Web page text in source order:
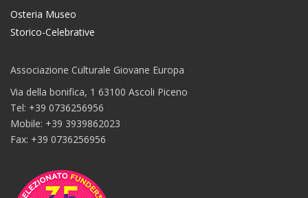
Osteria Museo
Storico-Celebrative
Associazione Culturale Giovane Europa
Via della bonifica, 1 63100 Ascoli Piceno
Tel: +39 0736256956
Mobile: +39 3939862023
Fax: +39 0736256956